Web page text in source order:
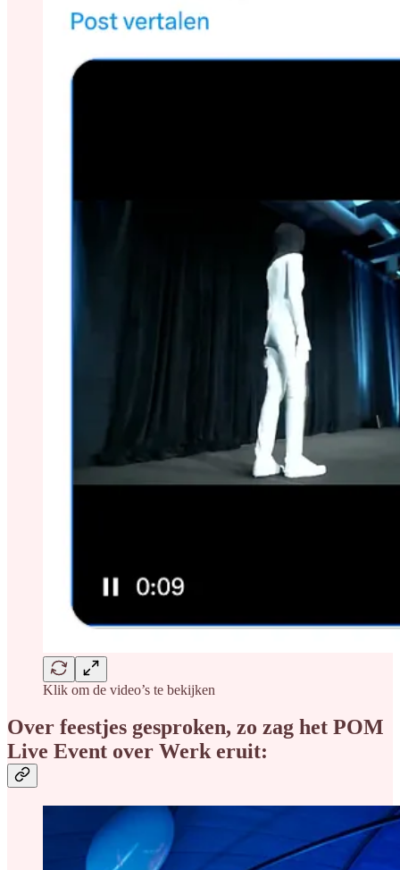
Klik om de video’s te bekijken
Over feestjes gesproken, zo zag het POM
Live Event over Werk eruit: